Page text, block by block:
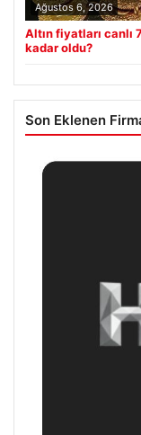
Ağustos 6, 2026
Altın fiyatları canlı
kadar oldu?
Son Eklenen